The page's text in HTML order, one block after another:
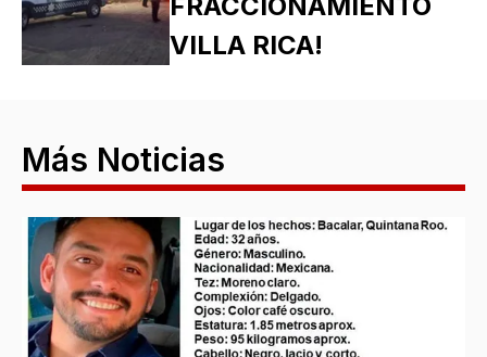
FRACCIONAMIENTO
VILLA RICA!
Más Noticias